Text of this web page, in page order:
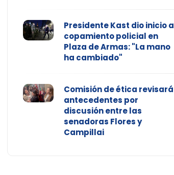
Presidente Kast dio inicio a
copamiento policial en
Plaza de Armas: "La mano
ha cambiado"
Comisión de ética revisará
antecedentes por
discusión entre las
senadoras Flores y
Campillai